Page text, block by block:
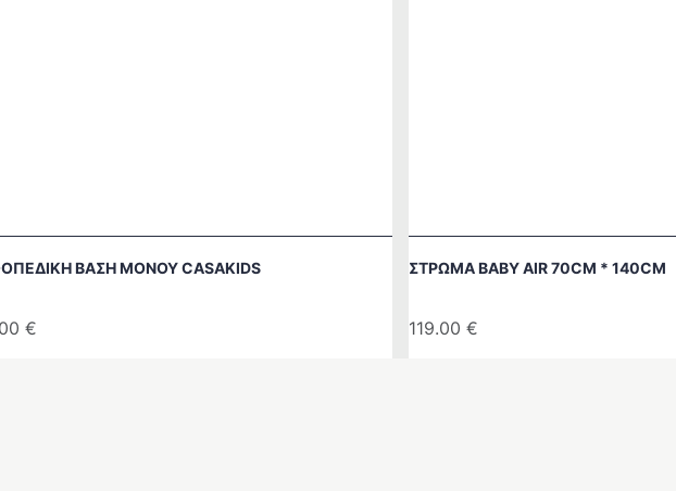
ΒΆΣΗ ΜΟΝΟΎ CASAKIDS
€
ΣΤΡΏΜΑ BABY AIR 70CM * 140CM
119.00 €